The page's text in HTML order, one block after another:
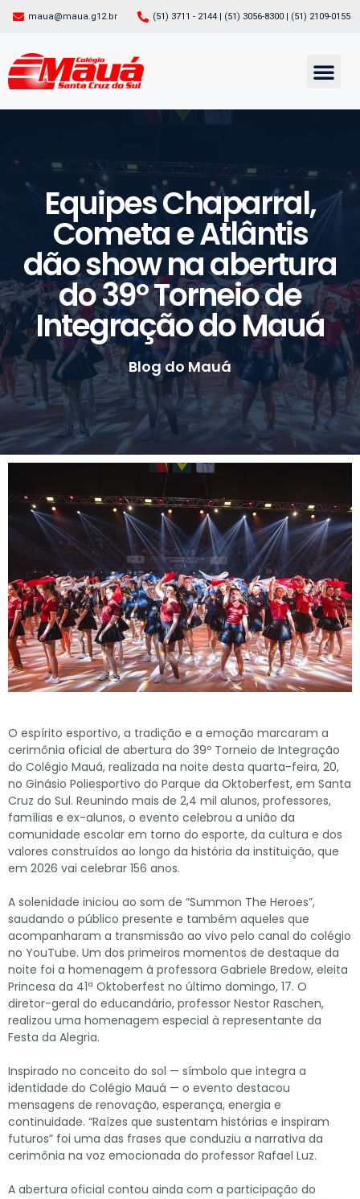
maua@maua.g12.br (51) 3711 - 2144 | (51) 3056-8300 | (51) 2109-0155
Equipes Chaparral,
Cometa e Atlântis
dão show na abertura
do 39º Torneio de
Integração do Mauá
Blog do Mauá
O espírito esportivo, a tradição e a emoção marcaram a
cerimônia oficial de abertura do 39º Torneio de Integração
do Colégio Mauá, realizada na noite desta quarta-feira, 20,
no Ginásio Poliesportivo do Parque da Oktoberfest, em Santa
Cruz do Sul. Reunindo mais de 2,4 mil alunos, professores,
famílias e ex-alunos, o evento celebrou a união da
comunidade escolar em torno do esporte, da cultura e dos
valores construídos ao longo da história da instituição, que
em 2026 vai celebrar 156 anos.
A solenidade iniciou ao som de “Summon The Heroes”,
saudando o público presente e também aqueles que
acompanharam a transmissão ao vivo pelo canal do colégio
no YouTube. Um dos primeiros momentos de destaque da
noite foi a homenagem à professora Gabriele Bredow, eleita
Princesa da 41ª Oktoberfest no último domingo, 17. O
diretor-geral do educandário, professor Nestor Raschen,
realizou uma homenagem especial à representante da
Festa da Alegria.
Inspirado no conceito do sol — símbolo que integra a
identidade do Colégio Mauá — o evento destacou
mensagens de renovação, esperança, energia e
continuidade. “Raízes que sustentam histórias e inspiram
futuros” foi uma das frases que conduziu a narrativa da
cerimônia na voz emocionada do professor Rafael Luz.
A abertura oficial contou ainda com a participação do